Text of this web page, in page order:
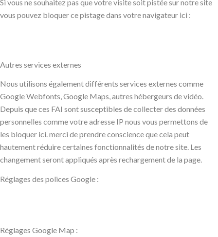
Si vous ne souhaitez pas que votre visite soit pistée sur notre site
vous pouvez bloquer ce pistage dans votre navigateur ici :
Autres services externes
Nous utilisons également différents services externes comme
Google Webfonts, Google Maps, autres hébergeurs de vidéo.
Depuis que ces FAI sont susceptibles de collecter des données
personnelles comme votre adresse IP nous vous permettons de
les bloquer ici. merci de prendre conscience que cela peut
hautement réduire certaines fonctionnalités de notre site. Les
changement seront appliqués après rechargement de la page.
Réglages des polices Google :
Réglages Google Map :